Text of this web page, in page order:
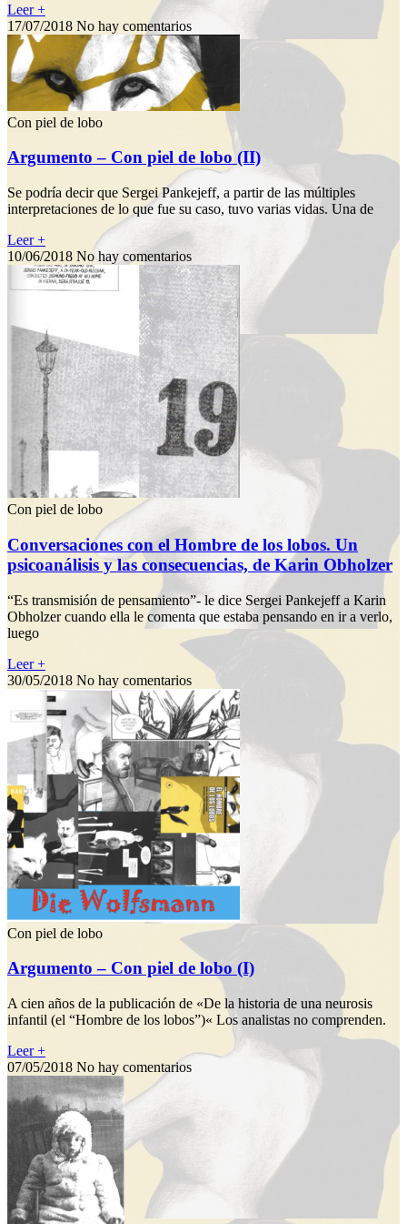
Leer +
17/07/2018 No hay comentarios
Con piel de lobo
Argumento – Con piel de lobo (II)
Se podría decir que Sergei Pankejeff, a partir de las múltiples
interpretaciones de lo que fue su caso, tuvo varias vidas. Una de
Leer +
10/06/2018 No hay comentarios
Con piel de lobo
Conversaciones con el Hombre de los lobos. Un
psicoanálisis y las consecuencias, de Karin Obholzer
“Es transmisión de pensamiento”- le dice Sergei Pankejeff a Karin
Obholzer cuando ella le comenta que estaba pensando en ir a verlo,
luego
Leer +
30/05/2018 No hay comentarios
Con piel de lobo
Argumento – Con piel de lobo (I)
A cien años de la publicación de «De la historia de una neurosis
infantil (el “Hombre de los lobos”)« Los analistas no comprenden.
Leer +
07/05/2018 No hay comentarios